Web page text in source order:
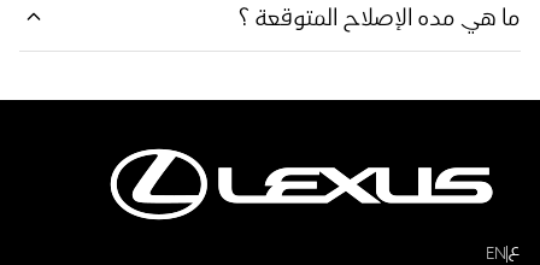
ما هي مده الإصلاح المتوقعة ؟
ع EN